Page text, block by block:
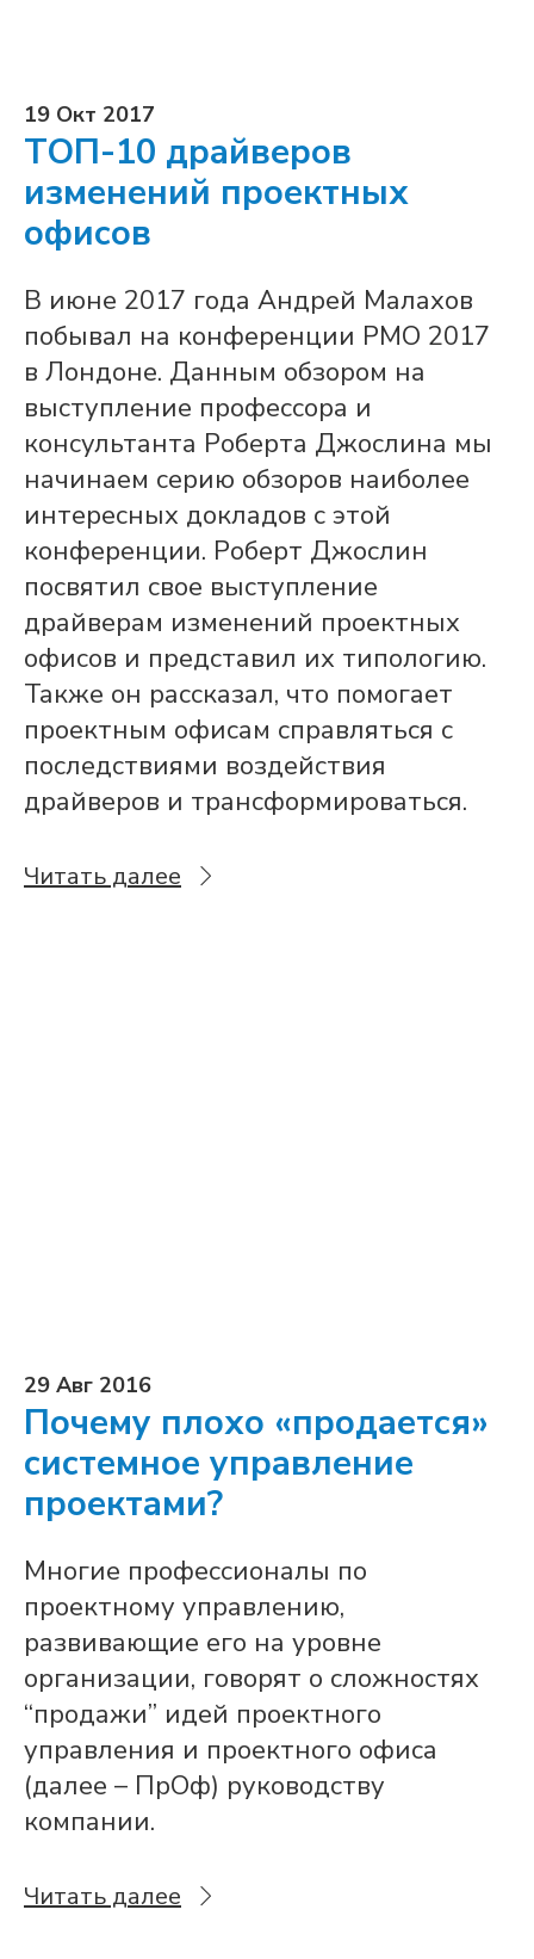
19 Окт 2017
ТОП-10 драйверов
изменений проектных
офисов
В июне 2017 года Андрей Малахов
побывал на конференции PMO 2017
в Лондоне. Данным обзором на
выступление профессора и
консультанта Роберта Джослина мы
начинаем серию обзоров наиболее
интересных докладов с этой
конференции. Роберт Джослин
посвятил свое выступление
драйверам изменений проектных
офисов и представил их типологию.
Также он рассказал, что помогает
проектным офисам справляться с
последствиями воздействия
драйверов и трансформироваться.
Читать далее
29 Авг 2016
Почему плохо «продается»
системное управление
проектами?
Многие профессионалы по
проектному управлению,
развивающие его на уровне
организации, говорят о сложностях
“продажи” идей проектного
управления и проектного офиса
(далее – ПрОф) руководству
компании.
Читать далее